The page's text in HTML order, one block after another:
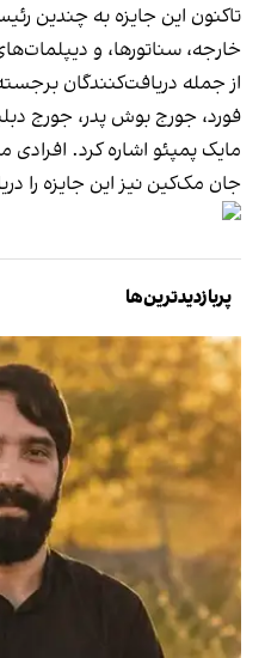
تاکنون این جایزه به چندین
خارجه، سناتورها، و
از جمله دریافت‌کنندگان
فورد، جورج بوش پدر، جورج
مایک پمپئو اشاره کرد. افرادی
جان مک‌کین نیز این جایزه را
پربازدیدترین‌ها